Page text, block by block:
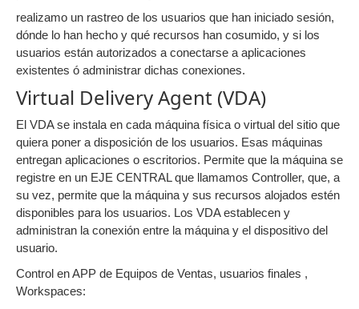
realizamo un rastreo de los usuarios que han iniciado sesión,
dónde lo han hecho y qué recursos han cosumido, y si los
usuarios están autorizados a conectarse a aplicaciones
existentes ó administrar dichas conexiones.
Virtual Delivery Agent (VDA)
El VDA se instala en cada máquina física o virtual del sitio que
quiera poner a disposición de los usuarios. Esas máquinas
entregan aplicaciones o escritorios. Permite que la máquina se
registre en un EJE CENTRAL que llamamos Controller, que, a
su vez, permite que la máquina y sus recursos alojados estén
disponibles para los usuarios. Los VDA establecen y
administran la conexión entre la máquina y el dispositivo del
usuario.
Control en APP de Equipos de Ventas, usuarios finales ,
Workspaces: